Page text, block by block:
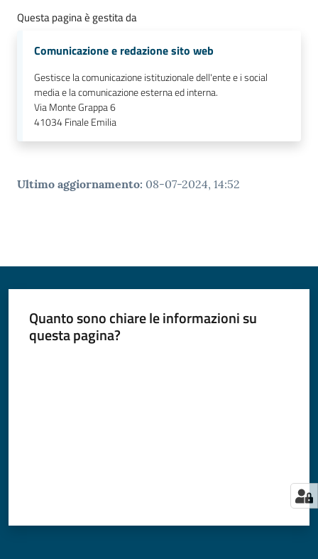
Seguici
Questa pagina è gestita da
Comunicazione e redazione sito web
Gestisce la comunicazione istituzionale dell'ente e i social
media e la comunicazione esterna ed interna.
Via Monte Grappa 6
41034Finale Emilia
Ultimo aggiornamento: 08-07-2024, 14:52
Quanto sono chiare le informazioni su
questa pagina?